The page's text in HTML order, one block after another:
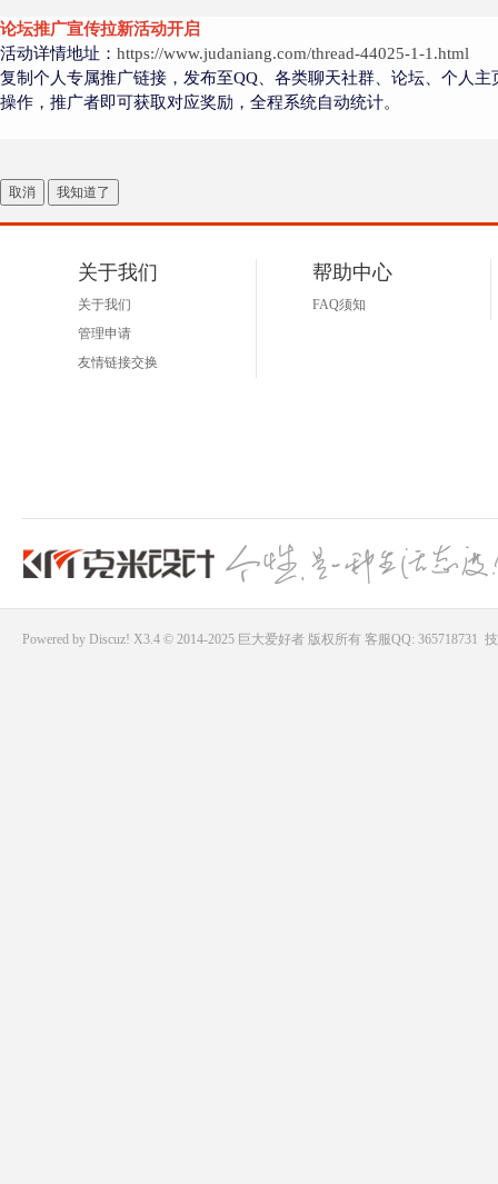
论坛推广宣传拉新活动开启
活动详情地址： https://www.judaniang.com/thread-44025-1-1.html
复制个人专属推广链接，发布至QQ、各类聊天社群、论坛、个人
操作，推广者即可获取对应奖励，全程系统自动统计。
取消 我知道了
关于我们
关于我们
管理申请
友情链接交换
帮助中心
FAQ须知
Powered by Discuz! X3.4 © 2014-2025 巨大爱好者版权所有 客服QQ: 365718731